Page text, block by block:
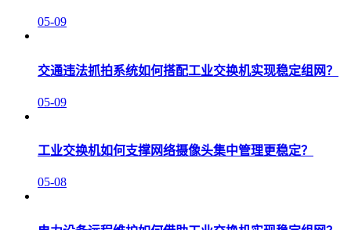
05-09
交通违法抓拍系统如何搭配工业交换机实现稳定组网？
05-09
工业交换机如何支撑网络摄像头集中管理更稳定？
05-08